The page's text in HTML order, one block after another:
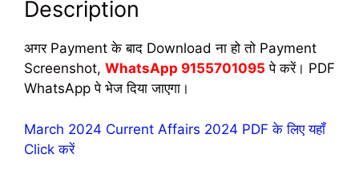
Description
अगर Payment के बाद Download ना हो तो Payment
Screenshot, WhatsApp 9155701095 पे करें। PDF
WhatsApp पे भेज दिया जाएगा।
March 2024 Current Affairs 2024 PDF के लिए यहॉं
Click करें